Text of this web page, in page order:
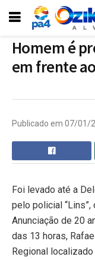
Homem é
em frente
Publicado em 07/01/
Foi levado até a
pelo policial
Anunciação de 20
das 13 horas,
Regional localizado